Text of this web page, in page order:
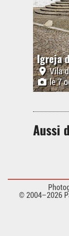
Igreja
Vila
le 7
Aussi
© 2004–2026